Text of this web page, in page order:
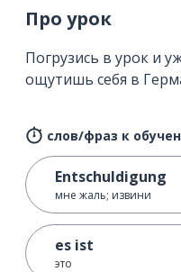
Про урок
Погрузись в урок и
ощутишь себя в
слов/фраз к
Entschuldigung
мне жаль; извини
es ist
это